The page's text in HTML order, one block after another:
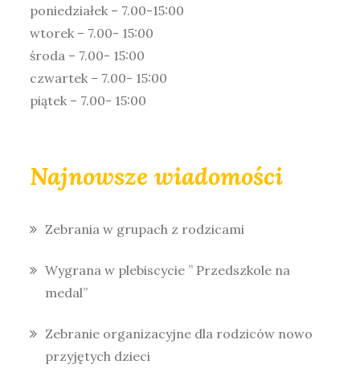
poniedziałek – 7.00-15:00
wtorek – 7.00- 15:00
środa – 7.00- 15:00
czwartek – 7.00- 15:00
piątek – 7.00- 15:00
Najnowsze wiadomości
Zebrania w grupach z rodzicami
Wygrana w plebiscycie ” Przedszkole na
medal”
Zebranie organizacyjne dla rodziców nowo
przyjętych dzieci